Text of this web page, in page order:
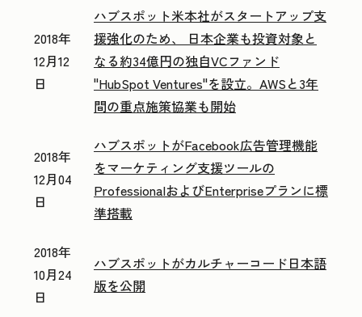
2018年
12月12
日
ハブスポット米本社がスタートアップ支
援強化のため、 日本企業も投資対象と
なる約34億円の独自VCファンド
"HubSpot Ventures"を設立。AWSと3年
間の重点施策協業も開始
2018年
12月04
日
ハブスポットがFacebook広告管理機能
をマーケティング支援ツールの
ProfessionalおよびEnterpriseプランに標
準搭載
2018年
10月24
日
ハブスポットがカルチャーコード日本語
版を公開